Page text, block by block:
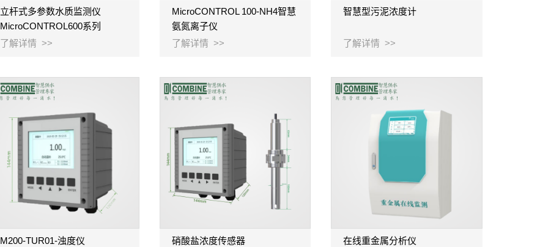
立杆式多参数水质监测仪
MicroCONTROL600系列
了解详情 >>
MicroCONTROL 100-NH4智慧
氨氮离子仪
了解详情 >>
智慧型污泥浓度计
了解详情 >>
M200-TUR01-浊度仪 硝酸盐浓度传感器 在线重金属分析仪